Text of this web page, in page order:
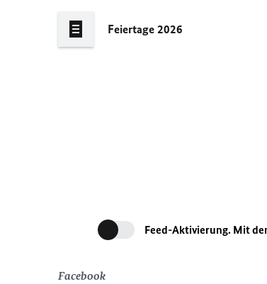
Feiertage 2026
Feed-Aktivierung. Mit
Facebook